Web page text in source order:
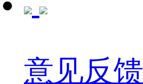
意见反馈